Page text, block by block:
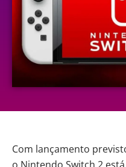
Com lançamento
o Nintendo Switch 2